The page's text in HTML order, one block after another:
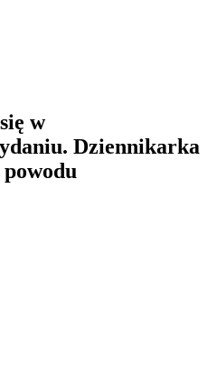
w
Dziennikarka
powodu